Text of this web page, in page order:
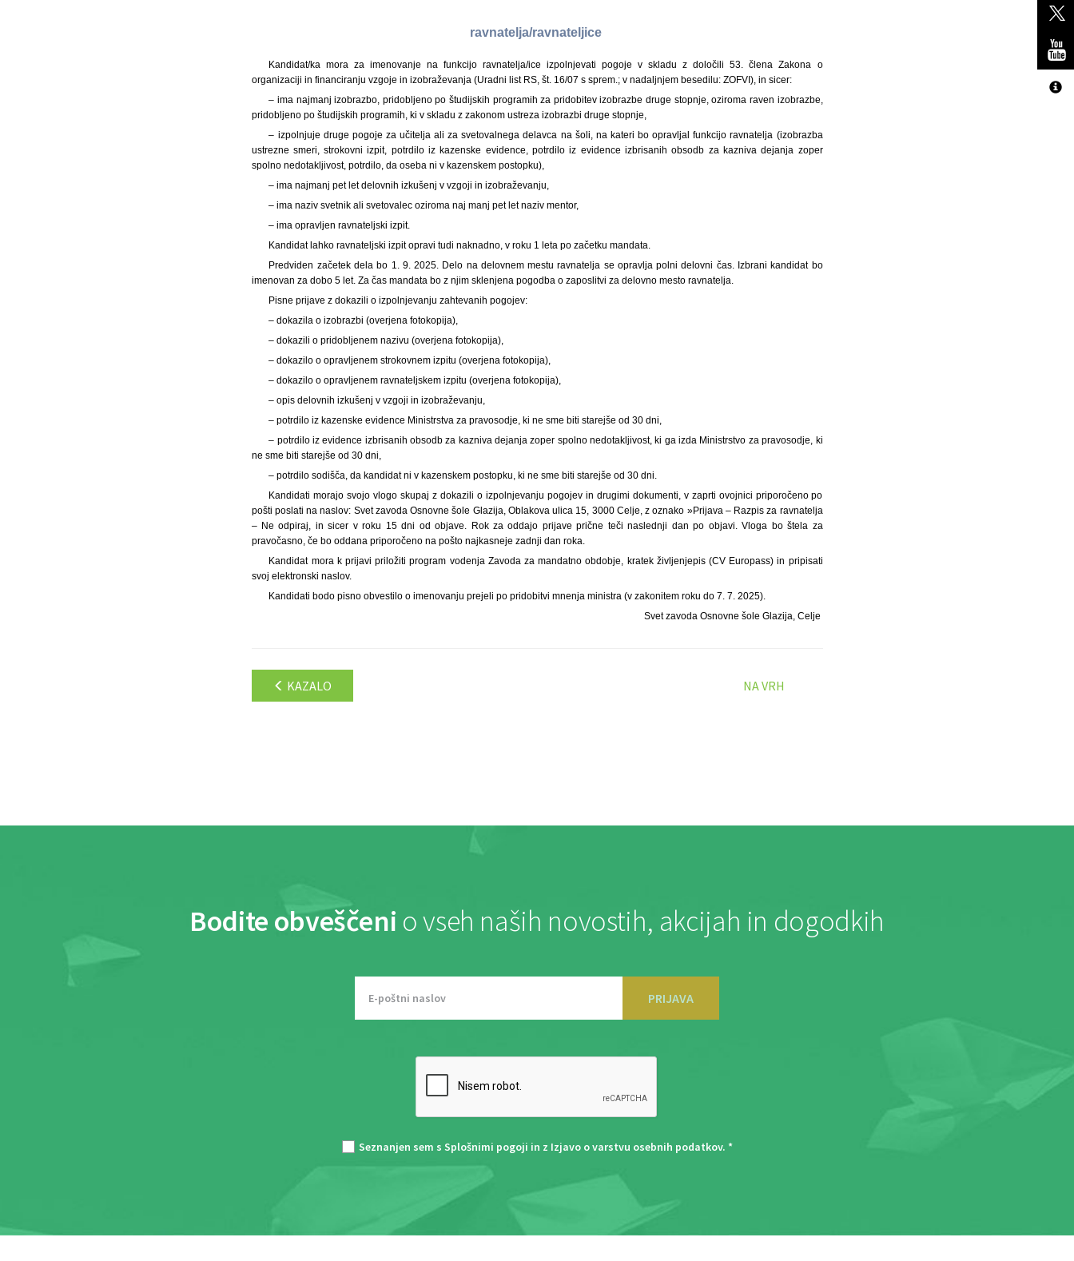
ravnatelja/ravnateljice
Kandidat/ka mora za imenovanje na funkcijo ravnatelja/ice izpolnjevati pogoje v skladu z določili 53. člena Zakona o
organizaciji in financiranju vzgoje in izobraževanja (Uradni list RS, št. 16/07 s sprem.; v nadaljnjem besedilu: ZOFVI), in sicer:
– ima najmanj izobrazbo, pridobljeno po študijskih programih za pridobitev izobrazbe druge stopnje, oziroma raven izobrazbe,
pridobljeno po študijskih programih, ki v skladu z zakonom ustreza izobrazbi druge stopnje,
– izpolnjuje druge pogoje za učitelja ali za svetovalnega delavca na šoli, na kateri bo opravljal funkcijo ravnatelja (izobrazba
ustrezne smeri, strokovni izpit, potrdilo iz kazenske evidence, potrdilo iz evidence izbrisanih obsodb za kazniva dejanja zoper
spolno nedotakljivost, potrdilo, da oseba ni v kazenskem postopku),
– ima najmanj pet let delovnih izkušenj v vzgoji in izobraževanju,
– ima naziv svetnik ali svetovalec oziroma naj manj pet let naziv mentor,
– ima opravljen ravnateljski izpit.
Kandidat lahko ravnateljski izpit opravi tudi naknadno, v roku 1 leta po začetku mandata.
Predviden začetek dela bo 1. 9. 2025. Delo na delovnem mestu ravnatelja se opravlja polni delovni čas. Izbrani kandidat bo
imenovan za dobo 5 let. Za čas mandata bo z njim sklenjena pogodba o zaposlitvi za delovno mesto ravnatelja.
Pisne prijave z dokazili o izpolnjevanju zahtevanih pogojev:
– dokazila o izobrazbi (overjena fotokopija),
– dokazili o pridobljenem nazivu (overjena fotokopija),
– dokazilo o opravljenem strokovnem izpitu (overjena fotokopija),
– dokazilo o opravljenem ravnateljskem izpitu (overjena fotokopija),
– opis delovnih izkušenj v vzgoji in izobraževanju,
– potrdilo iz kazenske evidence Ministrstva za pravosodje, ki ne sme biti starejše od 30 dni,
– potrdilo iz evidence izbrisanih obsodb za kazniva dejanja zoper spolno nedotakljivost, ki ga izda Ministrstvo za pravosodje, ki
ne sme biti starejše od 30 dni,
– potrdilo sodišča, da kandidat ni v kazenskem postopku, ki ne sme biti starejše od 30 dni.
Kandidati morajo svojo vlogo skupaj z dokazili o izpolnjevanju pogojev in drugimi dokumenti, v zaprti ovojnici priporočeno po
pošti poslati na naslov: Svet zavoda Osnovne šole Glazija, Oblakova ulica 15, 3000 Celje, z oznako »Prijava – Razpis za ravnatelja
– Ne odpiraj, in sicer v roku 15 dni od objave. Rok za oddajo prijave prične teči naslednji dan po objavi. Vloga bo štela za
pravočasno, če bo oddana priporočeno na pošto najkasneje zadnji dan roka.
Kandidat mora k prijavi priložiti program vodenja Zavoda za mandatno obdobje, kratek življenjepis (CV Europass) in pripisati
svoj elektronski naslov.
Kandidati bodo pisno obvestilo o imenovanju prejeli po pridobitvi mnenja ministra (v zakonitem roku do 7. 7. 2025).
Svet zavoda Osnovne šole Glazija, Celje
KAZALO NA VRH
Bodite obveščeni o vseh naših novostih, akcijah in dogodkih
PRIJAVA
Seznanjen sem s Splošnimi pogoji in z Izjavo o varstvu osebnih podatkov. *